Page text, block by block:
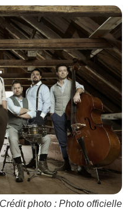
Crédit photo : Photo officielle